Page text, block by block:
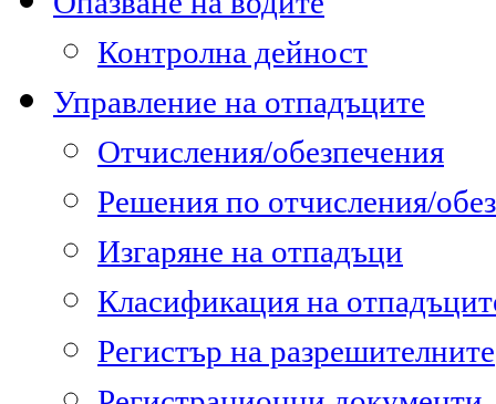
Контролна дейност
Управление на отпадъците
Отчисления/обезпечения
Решения по отчисления/
Изгаряне на отпадъци
Класификация на
Регистър на разрешителните